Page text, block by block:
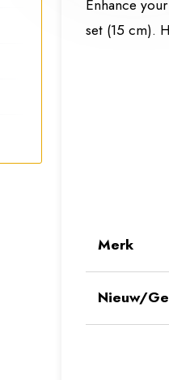
Enhance
set (15 cm).
Merk
Nieuw/